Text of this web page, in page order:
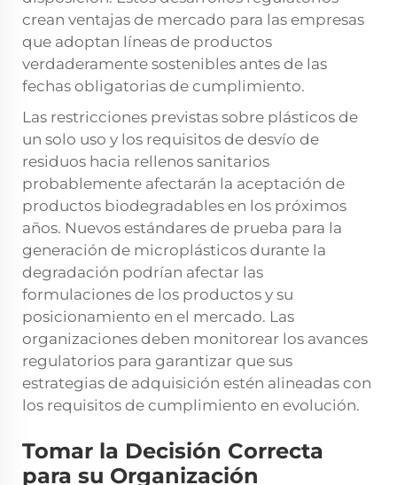
crean ventajas de mercado para las empresas
que adoptan líneas de productos
verdaderamente sostenibles antes de las
fechas obligatorias de cumplimiento.
Las restricciones previstas sobre plásticos de
un solo uso y los requisitos de desvío de
residuos hacia rellenos sanitarios
probablemente afectarán la aceptación de
productos biodegradables en los próximos
años. Nuevos estándares de prueba para la
generación de microplásticos durante la
degradación podrían afectar las
formulaciones de los productos y su
posicionamiento en el mercado. Las
organizaciones deben monitorear los avances
regulatorios para garantizar que sus
estrategias de adquisición estén alineadas con
los requisitos de cumplimiento en evolución.
Tomar la Decisión Correcta
para su Organización